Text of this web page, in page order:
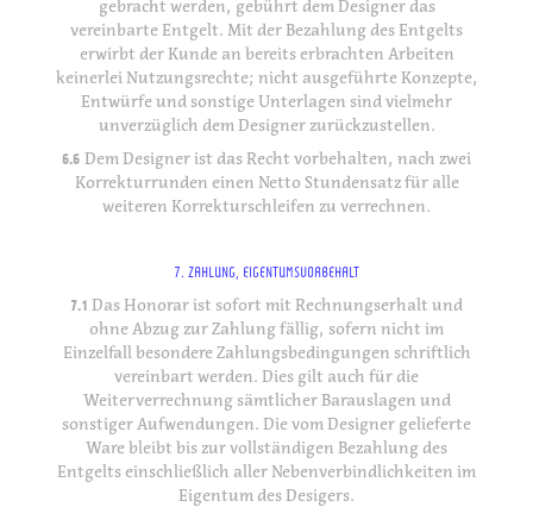
gebracht werden, gebührt dem Designer das
vereinbarte Entgelt. Mit der Bezahlung des Entgelts
erwirbt der Kunde an bereits erbrachten Arbeiten
keinerlei Nutzungsrechte; nicht ausgeführte Konzepte,
Entwürfe und sonstige Unterlagen sind vielmehr
unverzüglich dem Designer zurückzustellen.
6.6 Dem Designer ist das Recht vorbehalten, nach zwei
Korrekturrunden einen Netto Stundensatz für alle
weiteren Korrekturschleifen zu verrechnen.
7. ZAHLUNG, EIGENTUMSVORBEHALT
7.1 Das Honorar ist sofort mit Rechnungserhalt und
ohne Abzug zur Zahlung fällig, sofern nicht im
Einzelfall besondere Zahlungsbedingungen schriftlich
vereinbart werden. Dies gilt auch für die
Weiterverrechnung sämtlicher Barauslagen und
sonstiger Aufwendungen. Die vom Designer gelieferte
Ware bleibt bis zur vollständigen Bezahlung des
Entgelts einschließlich aller Nebenverbindlichkeiten im
Eigentum des Desigers.